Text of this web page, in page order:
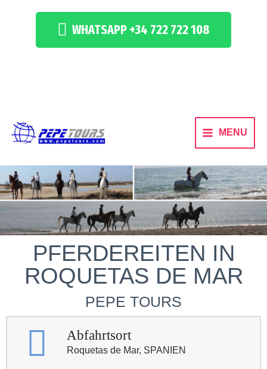
WHATSAPP +34 722 722 108
MENU
PFERDEREITEN IN
ROQUETAS DE MAR
PEPE TOURS
Abfahrtsort
Roquetas de Mar, SPANIEN